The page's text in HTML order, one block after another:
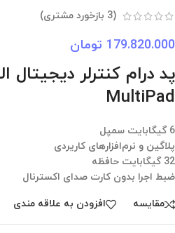
(
3 بازخورد مشتری)
179.820.000 تومان
MultiPad
6 گیگابایت سمپل
پلاگین و نرم‌افزارهای کاریردی
32 گیگابایت حافظه
ضبط اجرا بدون کارت صدای اکسترنال
مقایسه افزودن به علاقه مندی